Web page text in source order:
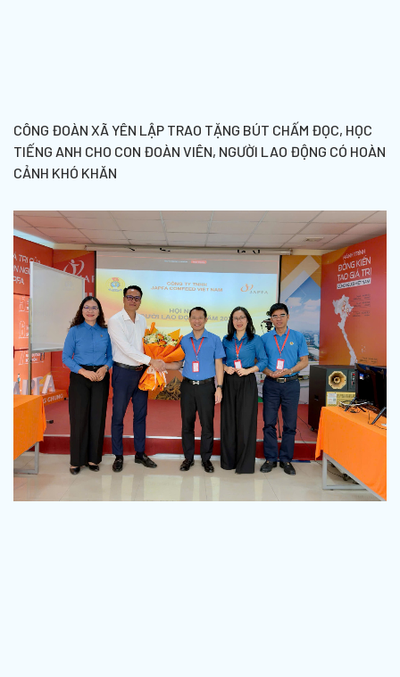
CÔNG ĐOÀN XÃ YÊN LẬP TRAO TẶNG BÚT CHẤM ĐỌC, HỌC
TIẾNG ANH CHO CON ĐOÀN VIÊN, NGƯỜI LAO ĐỘNG CÓ HOÀN
CẢNH KHÓ KHĂN